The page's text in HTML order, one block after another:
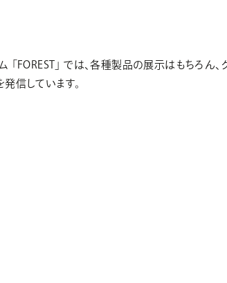
「FOREST」 では、各種製品の展示はもちろん
信しています。